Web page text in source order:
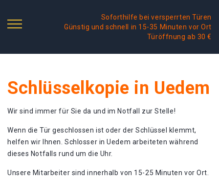
Soforthilfe bei versperrten Türen
Günstig und schnell in 15-35 Minuten vor Ort
Türöffnung ab 30 €
Schlüsselkopie in Uedem
Wir sind immer für Sie da und im Notfall zur Stelle!
Wenn die Tür geschlossen ist oder der Schlüssel klemmt,
helfen wir Ihnen. Schlosser in Uedem arbeiteten während
dieses Notfalls rund um die Uhr.
Unsere Mitarbeiter sind innerhalb von 15-25 Minuten vor Ort.